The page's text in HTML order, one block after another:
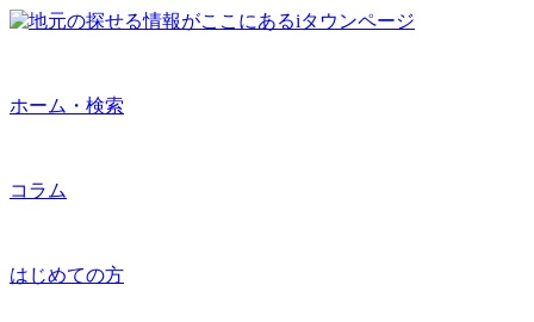
ホーム・検索
コラム
はじめての方